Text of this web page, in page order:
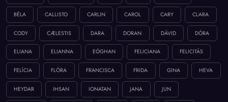
BÉLA CALLISTO CARLIN CAROL CARY CLARA
CODY CÆLESTIS DARA DORAN DÁVID DÓRA
ELIANA ELIANNA EÓGHAN FELICIANA FELICITÁS
FELÍCIA FLÓRA FRANCISCA FRIDA GINA HEVA
HEYDAR IHSAN IONATAN JANA JUN